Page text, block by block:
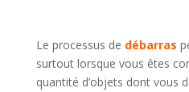
Le processus de débarras
surtout lorsque vous êtes
quantité d’objets dont vous